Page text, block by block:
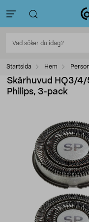
Startsida Hem
Skärhuvud HQ3/
Philips, 3-pack